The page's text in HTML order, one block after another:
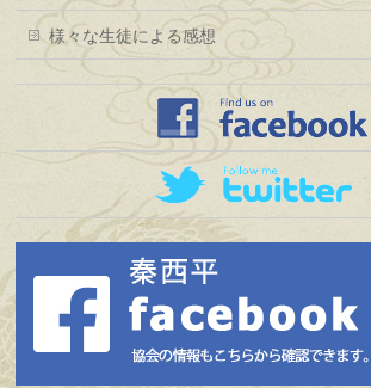
様々な生徒による感想